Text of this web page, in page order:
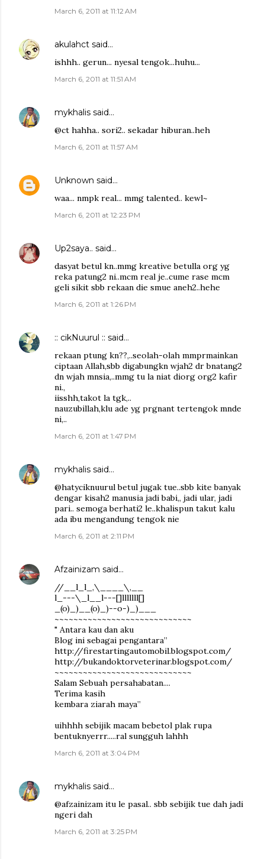
March 6, 2011 at 11:12 AM
akulahct said…
ishhh.. gerun... nyesal tengok...huhu...
March 6, 2011 at 11:51 AM
mykhalis said…
@ct hahha.. sori2.. sekadar hiburan..heh
March 6, 2011 at 11:57 AM
Unknown said…
waa... nmpk real... mmg talented.. kewl~
March 6, 2011 at 12:23 PM
Up2saya.. said…
dasyat betul kn..mmg kreative betulla org yg
reka patung2 ni..mcm real je..cume rase mcm
geli sikit sbb rekaan die smue aneh2..hehe
March 6, 2011 at 1:26 PM
:: cikNuurul :: said…
rekaan ptung kn??,..seolah-olah mmprmainkan
ciptaan Allah,sbb digabungkn wjah2 dr bnatang2
dn wjah mnsia,..mmg tu la niat diorg org2 kafir
ni.,
iisshh,takot la tgk,..
nauzubillah,klu ade yg prgnant tertengok mnde
ni,..
March 6, 2011 at 1:47 PM
mykhalis said…
@hatyciknuurul betul jugak tue..sbb kite banyak
dengar kisah2 manusia jadi babi,, jadi ular, jadi
pari.. semoga berhati2 le..khalispun takut kalu
ada ibu mengandung tengok nie
March 6, 2011 at 2:11 PM
Afzainizam said…
//__l_l_,\____\,__
l_---\_l__l---[]lllllll[]
_(o)_)__(o)_)--o-)_)___
~~~~~~~~~~~~~~~~~~~~~~~~~~~~~
" Antara kau dan aku
Blog ini sebagai pengantara”
http://firestartingautomobil.blogspot.com/
http://bukandoktorveterinar.blogspot.com/
~~~~~~~~~~~~~~~~~~~~~~~~~~~~~
Salam Sebuah persahabatan....
Terima kasih
kembara ziarah maya”
uihhhh sebijik macam bebetol plak rupa
bentuknyerrr.....ral sungguh lahhh
March 6, 2011 at 3:04 PM
mykhalis said…
@afzainizam itu le pasal.. sbb sebijik tue dah jadi
ngeri dah
March 6, 2011 at 3:25 PM